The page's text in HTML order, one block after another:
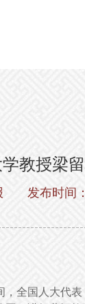
教授梁
发布时间
全国人大代